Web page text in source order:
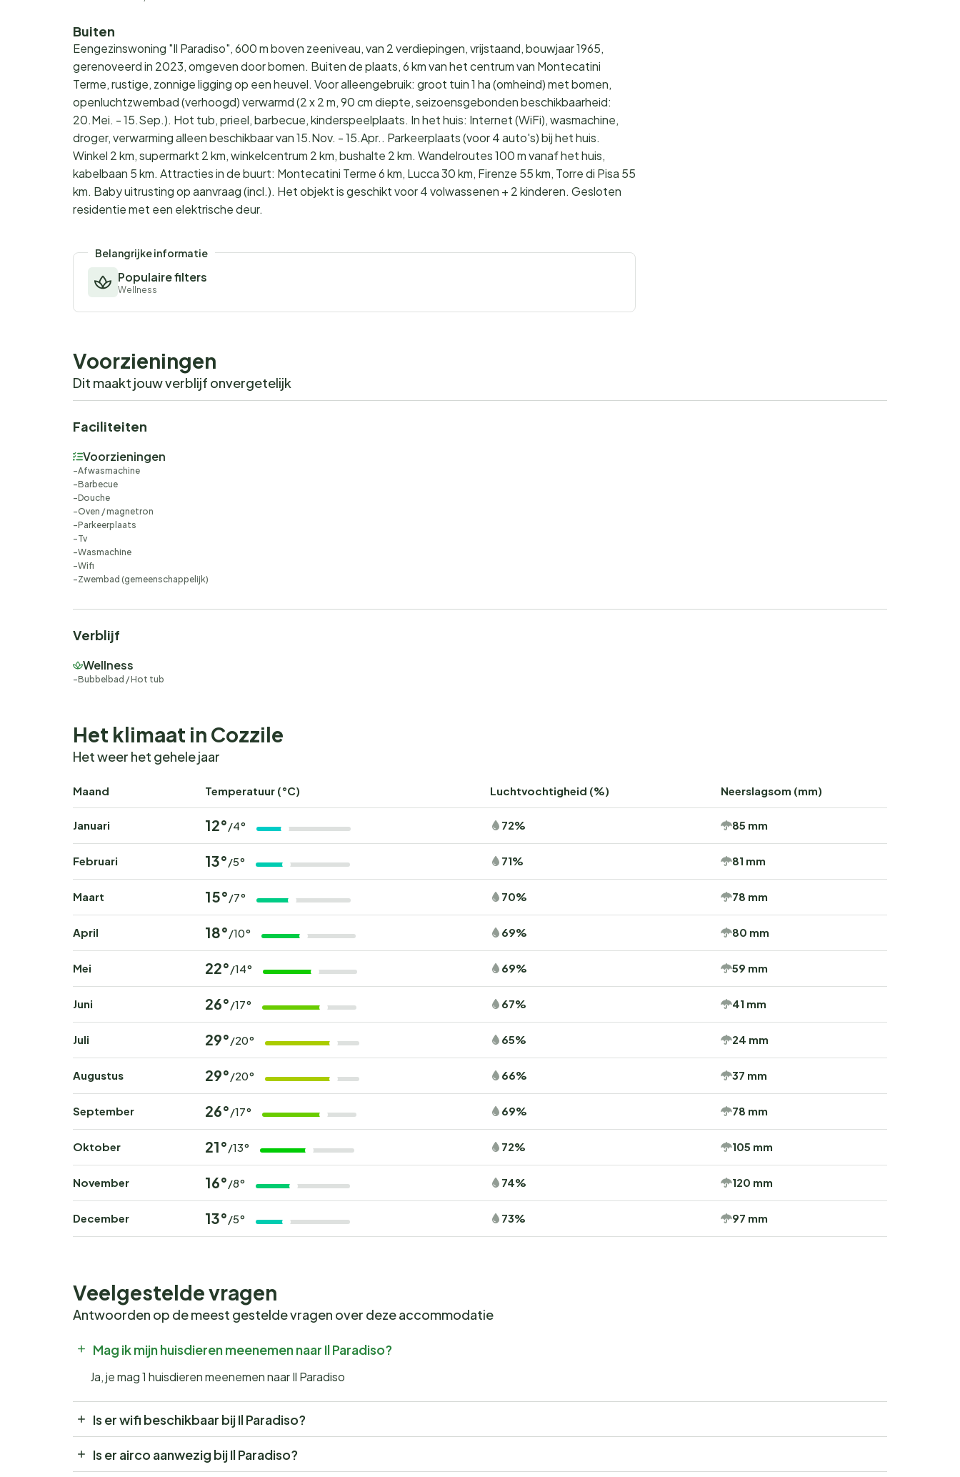
Buiten
Eengezinswoning "Il Paradiso", 600 m boven zeeniveau, van 2 verdiepingen, vrijstaand, bouwjaar 1965,
gerenoveerd in 2023, omgeven door bomen. Buiten de plaats, 6 km van het centrum van Montecatini
Terme, rustige, zonnige ligging op een heuvel. Voor alleengebruik: groot tuin 1 ha (omheind) met bomen,
openluchtzwembad (verhoogd) verwarmd (2 x 2 m, 90 cm diepte, seizoensgebonden beschikbaarheid:
20.Mei. - 15.Sep.). Hot tub, prieel, barbecue, kinderspeelplaats. In het huis: Internet (WiFi), wasmachine,
droger, verwarming alleen beschikbaar van 15.Nov. - 15.Apr.. Parkeerplaats (voor 4 auto's) bij het huis.
Winkel 2 km, supermarkt 2 km, winkelcentrum 2 km, bushalte 2 km. Wandelroutes 100 m vanaf het huis,
kabelbaan 5 km. Attracties in de buurt: Montecatini Terme 6 km, Lucca 30 km, Firenze 55 km, Torre di Pisa 55
km. Baby uitrusting op aanvraag (incl.). Het objekt is geschikt voor 4 volwassenen + 2 kinderen. Gesloten
residentie met een elektrische deur.
Belangrijke informatie
Populaire filters
Wellness
Voorzieningen
Dit maakt jouw verblijf onvergetelijk
Faciliteiten
Voorzieningen
Afwasmachine
Barbecue
Douche
Oven / magnetron
Parkeerplaats
Tv
Wasmachine
Wifi
Zwembad (gemeenschappelijk)
Verblijf
Wellness
Bubbelbad / Hot tub
Het klimaat in Cozzile
Het weer het gehele jaar
Maand Temperatuur (°C) Luchtvochtigheid (%) Neerslagsom (mm)
Januari 12° /4° 72% 85 mm
Februari 13° /5° 71% 81 mm
Maart 15° /7° 70% 78 mm
April 18° /10° 69% 80 mm
Mei 22° /14° 69% 59 mm
Juni 26° /17° 67% 41 mm
Juli 29° /20° 65% 24 mm
Augustus 29° /20° 66% 37 mm
September 26° /17° 69% 78 mm
Oktober 21° /13° 72% 105 mm
November 16° /8° 74% 120 mm
December 13° /5° 73% 97 mm
Veelgestelde vragen
Antwoorden op de meest gestelde vragen over deze accommodatie
Mag ik mijn huisdieren meenemen naar Il Paradiso?
Ja, je mag 1 huisdieren meenemen naar Il Paradiso
Is er wifi beschikbaar bij Il Paradiso?
Is er airco aanwezig bij Il Paradiso?